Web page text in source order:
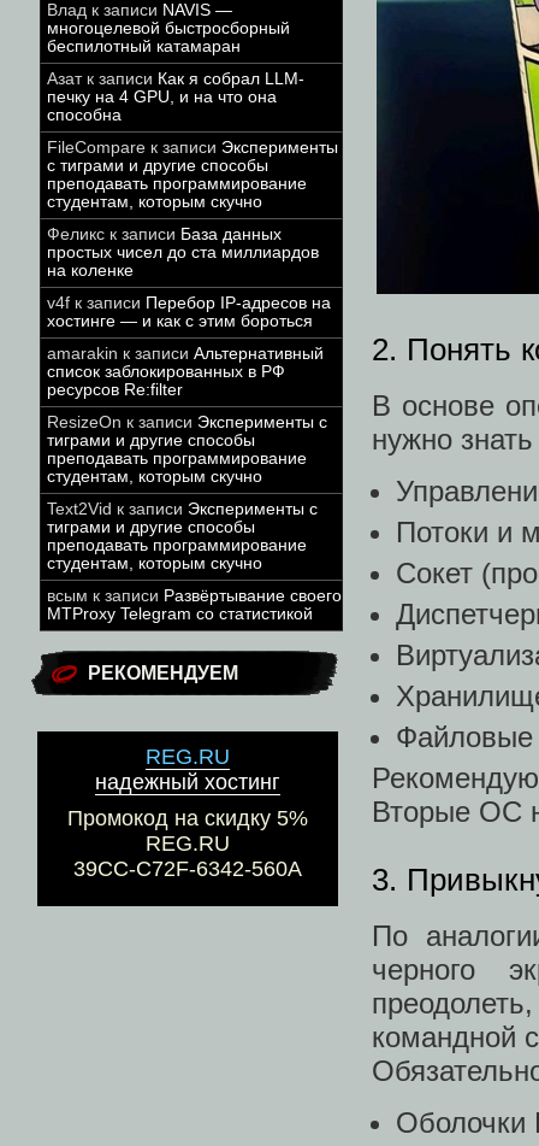
Влад к записи NAVIS —
многоцелевой быстросборный
беспилотный катамаран
Азатк записи Как я собрал LLM-
печку на 4 GPU, и на что она
способна
FileCompare к записи Эксперименты
с тиграми и другие способы
преподавать программирование
студентам, которым скучно
Феликс к записи База данных
простых чисел до ста миллиардов
на коленке
v4f к записи Перебор IP-адресов на
хостинге — и как с этим бороться
amarakin к записи Альтернативный
список заблокированных в РФ
ресурсов Re:filter
ResizeOn к записи Эксперименты с
тиграми и другие способы
преподавать программирование
студентам, которым скучно
Text2Vid к записи Эксперименты с
тиграми и другие способы
преподавать программирование
студентам, которым скучно
всым к записи Развёртывание своего
MTProxy Telegram со статистикой
РЕКОМЕНДУЕМ
REG.RU
надежный хостинг
Промокод на скидку 5%
REG.RU
39CC-C72F-6342-560A
2. Понять
В основе
нужно
Потоки и
Сокет
Вторые ОС
3.
По
черного
командной
Оболочки